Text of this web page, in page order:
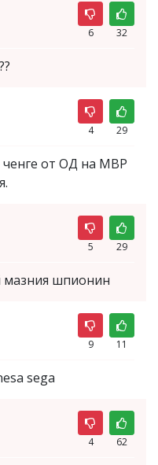
6 32
4 29
ченге от ОД на МВР
5 29
мазния шпионин
9 11
sega
4 62